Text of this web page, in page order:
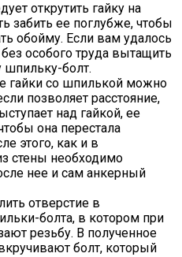
открутить гайку на
забить ее поглубже, чтобы
обойму. Если вам удалось
особого труда вытащить
шпильку-болт.
гайки со шпилькой можно
позволяет расстояние,
над гайкой, ее
она перестала
этого, как и в
стены необходимо
нее и сам анкерный
отверстие в
болта, в котором при
резьбу. В полученное
болт, который